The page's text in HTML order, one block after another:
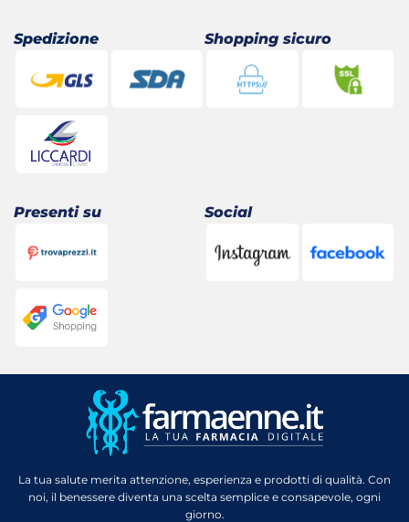
Spedizione Shopping sicuro
Presenti su Social
La tua salute merita attenzione, esperienza e prodotti di qualità. Con
noi, il benessere diventa una scelta semplice e consapevole, ogni
giorno.